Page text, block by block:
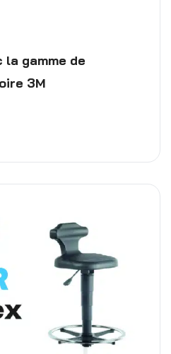
gamme de
3M